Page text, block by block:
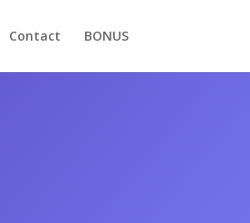
Contact BONUS